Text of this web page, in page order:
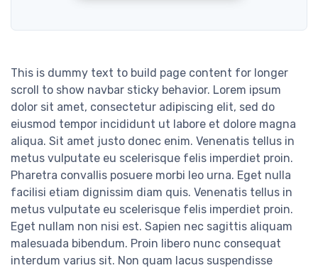
This is dummy text to build page content for longer
scroll to show navbar sticky behavior. Lorem ipsum
dolor sit amet, consectetur adipiscing elit, sed do
eiusmod tempor incididunt ut labore et dolore magna
aliqua. Sit amet justo donec enim. Venenatis tellus in
metus vulputate eu scelerisque felis imperdiet proin.
Pharetra convallis posuere morbi leo urna. Eget nulla
facilisi etiam dignissim diam quis. Venenatis tellus in
metus vulputate eu scelerisque felis imperdiet proin.
Eget nullam non nisi est. Sapien nec sagittis aliquam
malesuada bibendum. Proin libero nunc consequat
interdum varius sit. Non quam lacus suspendisse